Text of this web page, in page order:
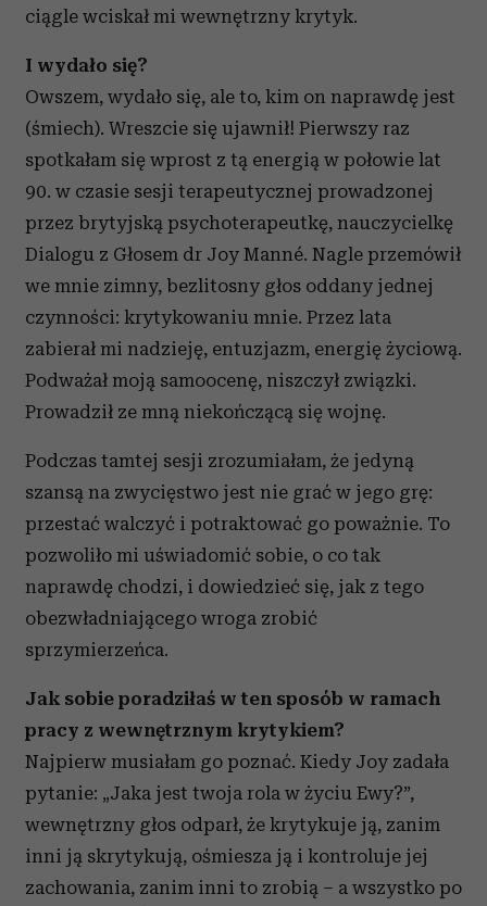
ciągle wciskał mi wewnętrzny krytyk.
I wydało się?
Owszem, wydało się, ale to, kim on naprawdę jest
(śmiech). Wreszcie się ujawnił! Pierwszy raz
spotkałam się wprost z tą energią w połowie lat
90. w czasie sesji terapeutycznej prowadzonej
przez brytyjską psychoterapeutkę, nauczycielkę
Dialogu z Głosem dr Joy Manné. Nagle przemówił
we mnie zimny, bezlitosny głos oddany jednej
czynności: krytykowaniu mnie. Przez lata
zabierał mi nadzieję, entuzjazm, energię życiową.
Podważał moją samoocenę, niszczył związki.
Prowadził ze mną niekończącą się wojnę.
Podczas tamtej sesji zrozumiałam, że jedyną
szansą na zwycięstwo jest nie grać w jego grę:
przestać walczyć i potraktować go poważnie. To
pozwoliło mi uświadomić sobie, o co tak
naprawdę chodzi, i dowiedzieć się, jak z tego
obezwładniającego wroga zrobić
sprzymierzeńca.
Jak sobie poradziłaś w ten sposób w ramach
pracy z wewnętrznym krytykiem?
Najpierw musiałam go poznać. Kiedy Joy zadała
pytanie: „Jaka jest twoja rola w życiu Ewy?”,
wewnętrzny głos odparł, że krytykuje ją, zanim
inni ją skrytykują, ośmiesza ją i kontroluje jej
zachowania, zanim inni to zrobią – a wszystko po